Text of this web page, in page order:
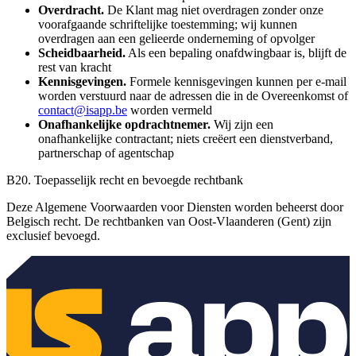
Overdracht. De Klant mag niet overdragen zonder onze
voorafgaande schriftelijke toestemming; wij kunnen
overdragen aan een gelieerde onderneming of opvolger
Scheidbaarheid. Als een bepaling onafdwingbaar is, blijft de
rest van kracht
Kennisgevingen. Formele kennisgevingen kunnen per e-mail
worden verstuurd naar de adressen die in de Overeenkomst of
contact@isapp.be worden vermeld
Onafhankelijke opdrachtnemer. Wij zijn een
onafhankelijke contractant; niets creëert een dienstverband,
partnerschap of agentschap
B20. Toepasselijk recht en bevoegde rechtbank
Deze Algemene Voorwaarden voor Diensten worden beheerst door
Belgisch recht. De rechtbanken van Oost-Vlaanderen (Gent) zijn
exclusief bevoegd.